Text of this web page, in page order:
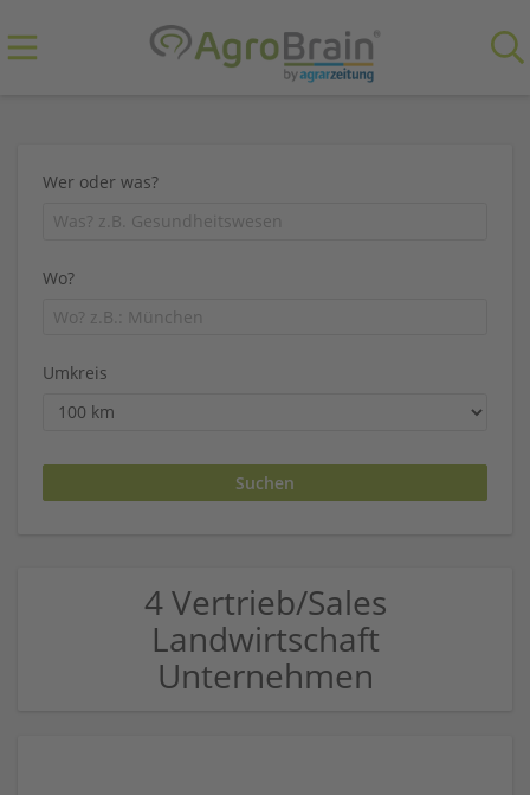
Wer oder was?
Wo?
Umkreis
4 Vertrieb/Sales
Landwirtschaft
Unternehmen